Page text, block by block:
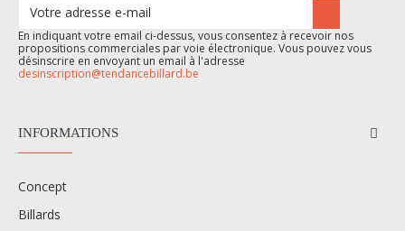
En indiquant votre email ci-dessus, vous consentez à recevoir nos
propositions commerciales par voie électronique. Vous pouvez vous
désinscrire en envoyant un email à l'adresse
desinscription@tendancebillard.be
INFORMATIONS
Concept
Billards